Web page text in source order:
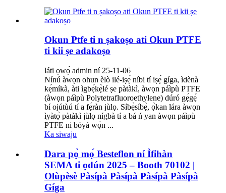
Okun Ptfe ti n ṣakoṣo ati Okun PTFE
ti kii ṣe adakoṣo
láti ọwọ́ admin ní 25-11-06
Nínú àwọn ohun èlò ilé-iṣẹ́ níbi tí iṣẹ́ gíga, ìdènà
kẹ́míkà, àti ìgbẹ́kẹ̀lé ṣe pàtàkì, àwọn páìpù PTFE
(àwọn páìpù Polytetrafluoroethylene) dúró gẹ́gẹ́
bí ojútùú tí a fẹ́ràn jùlọ. Síbẹ̀síbẹ̀, ọ̀kan lára ​​àwọn
ìyàtọ̀ pàtàkì jùlọ nígbà tí a bá ń yan àwọn páìpù
PTFE ni bóyá wọ́n ...
Ka siwaju
Dara pọ̀ mọ́ Besteflon ní Ìfihàn
SEMA ti ọdún 2025 – Booth 70102 |
Olùpèsè Pàsípà Pàsípà Pàsípà Pàsípà
Gíga